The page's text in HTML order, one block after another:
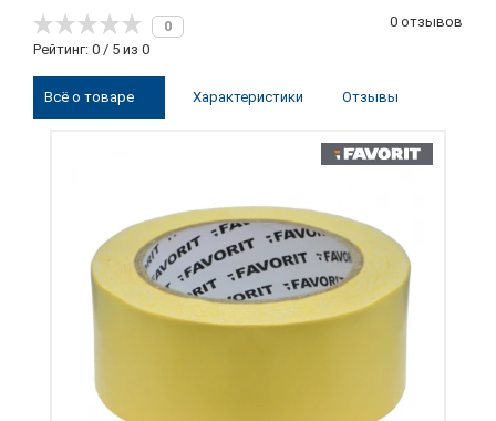
0
Рейтинг: 0 / 5 из 0
0 отзывов
Всё о товаре Характеристики Отзывы